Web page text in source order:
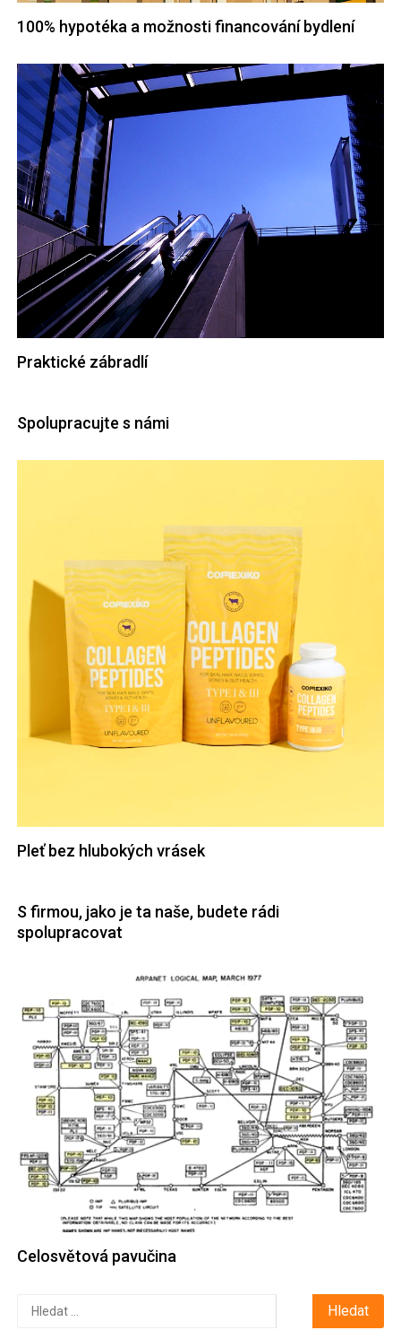
100% hypotéka a možnosti financování bydlení
Praktické zábradlí
Spolupracujte s námi
Pleť bez hlubokých vrásek
S firmou, jako je ta naše, budete rádi
spolupracovat
Celosvětová pavučina
Vyhledávání